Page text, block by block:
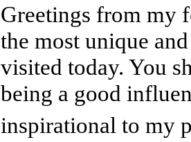
Greetings from my
the most unique
visited today. You
being a good
inspirational to my